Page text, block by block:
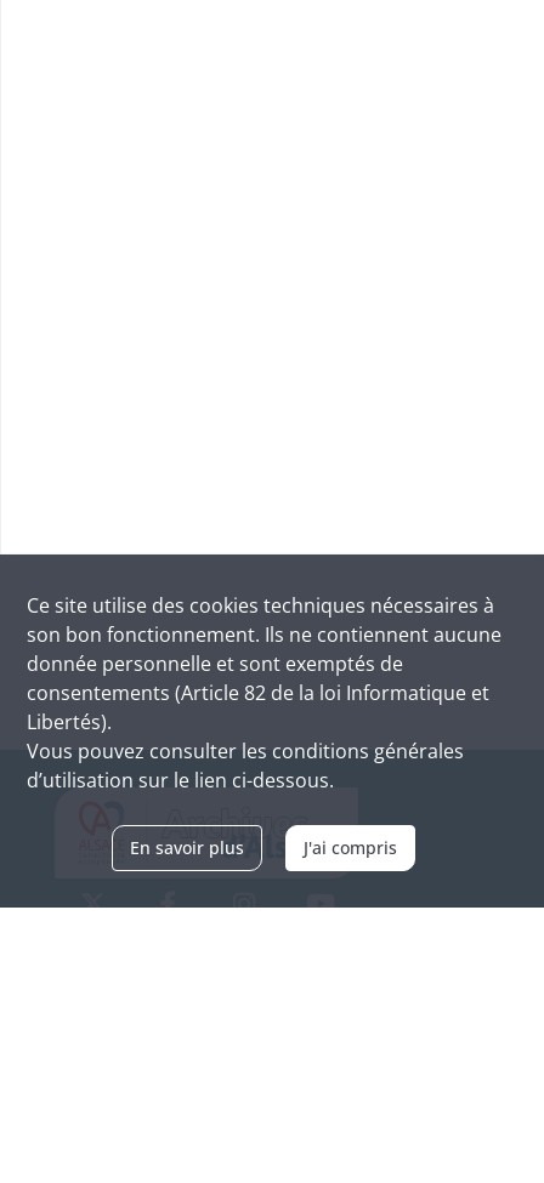
Ce site utilise des cookies techniques nécessaires à
son bon fonctionnement. Ils ne contiennent aucune
donnée personnelle et sont exemptés de
consentements (Article 82 de la loi Informatique et
Libertés).
Vous pouvez consulter les conditions générales
d’utilisation sur le lien ci-dessous.
En savoir plus J'ai compris